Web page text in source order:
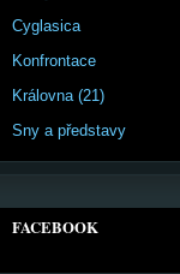
Cyglasica
Konfrontace
Královna (21)
Sny a představy
FACEBOOK